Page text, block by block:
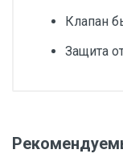
Клапан
Защита
Тип товара